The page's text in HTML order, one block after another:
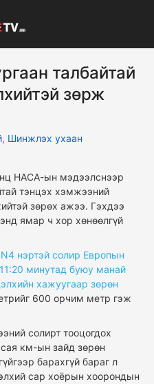
талбайтай
зөрж
, Шинжлэх ухаан
НАСА-ын мэдээлснээр
тэнцэх хэмжээний
зөрөх ажээ. Гэхдээ
ямар ч хор хөнөөлгүй
нэртэй солир Европын
минутад буюу манай
хажуугаар зөрөн
600 орчим метр гэж
солирт тооцогдох
км-ын зайд зөрөн
барахгүй бараг л
сар хоёрын хоорондын